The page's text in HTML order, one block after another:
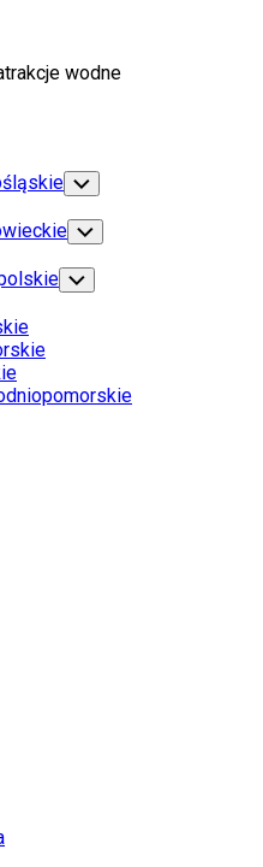
wodne
Toggle
Child
Menu
Toggle
Child
Menu
Toggle
Child